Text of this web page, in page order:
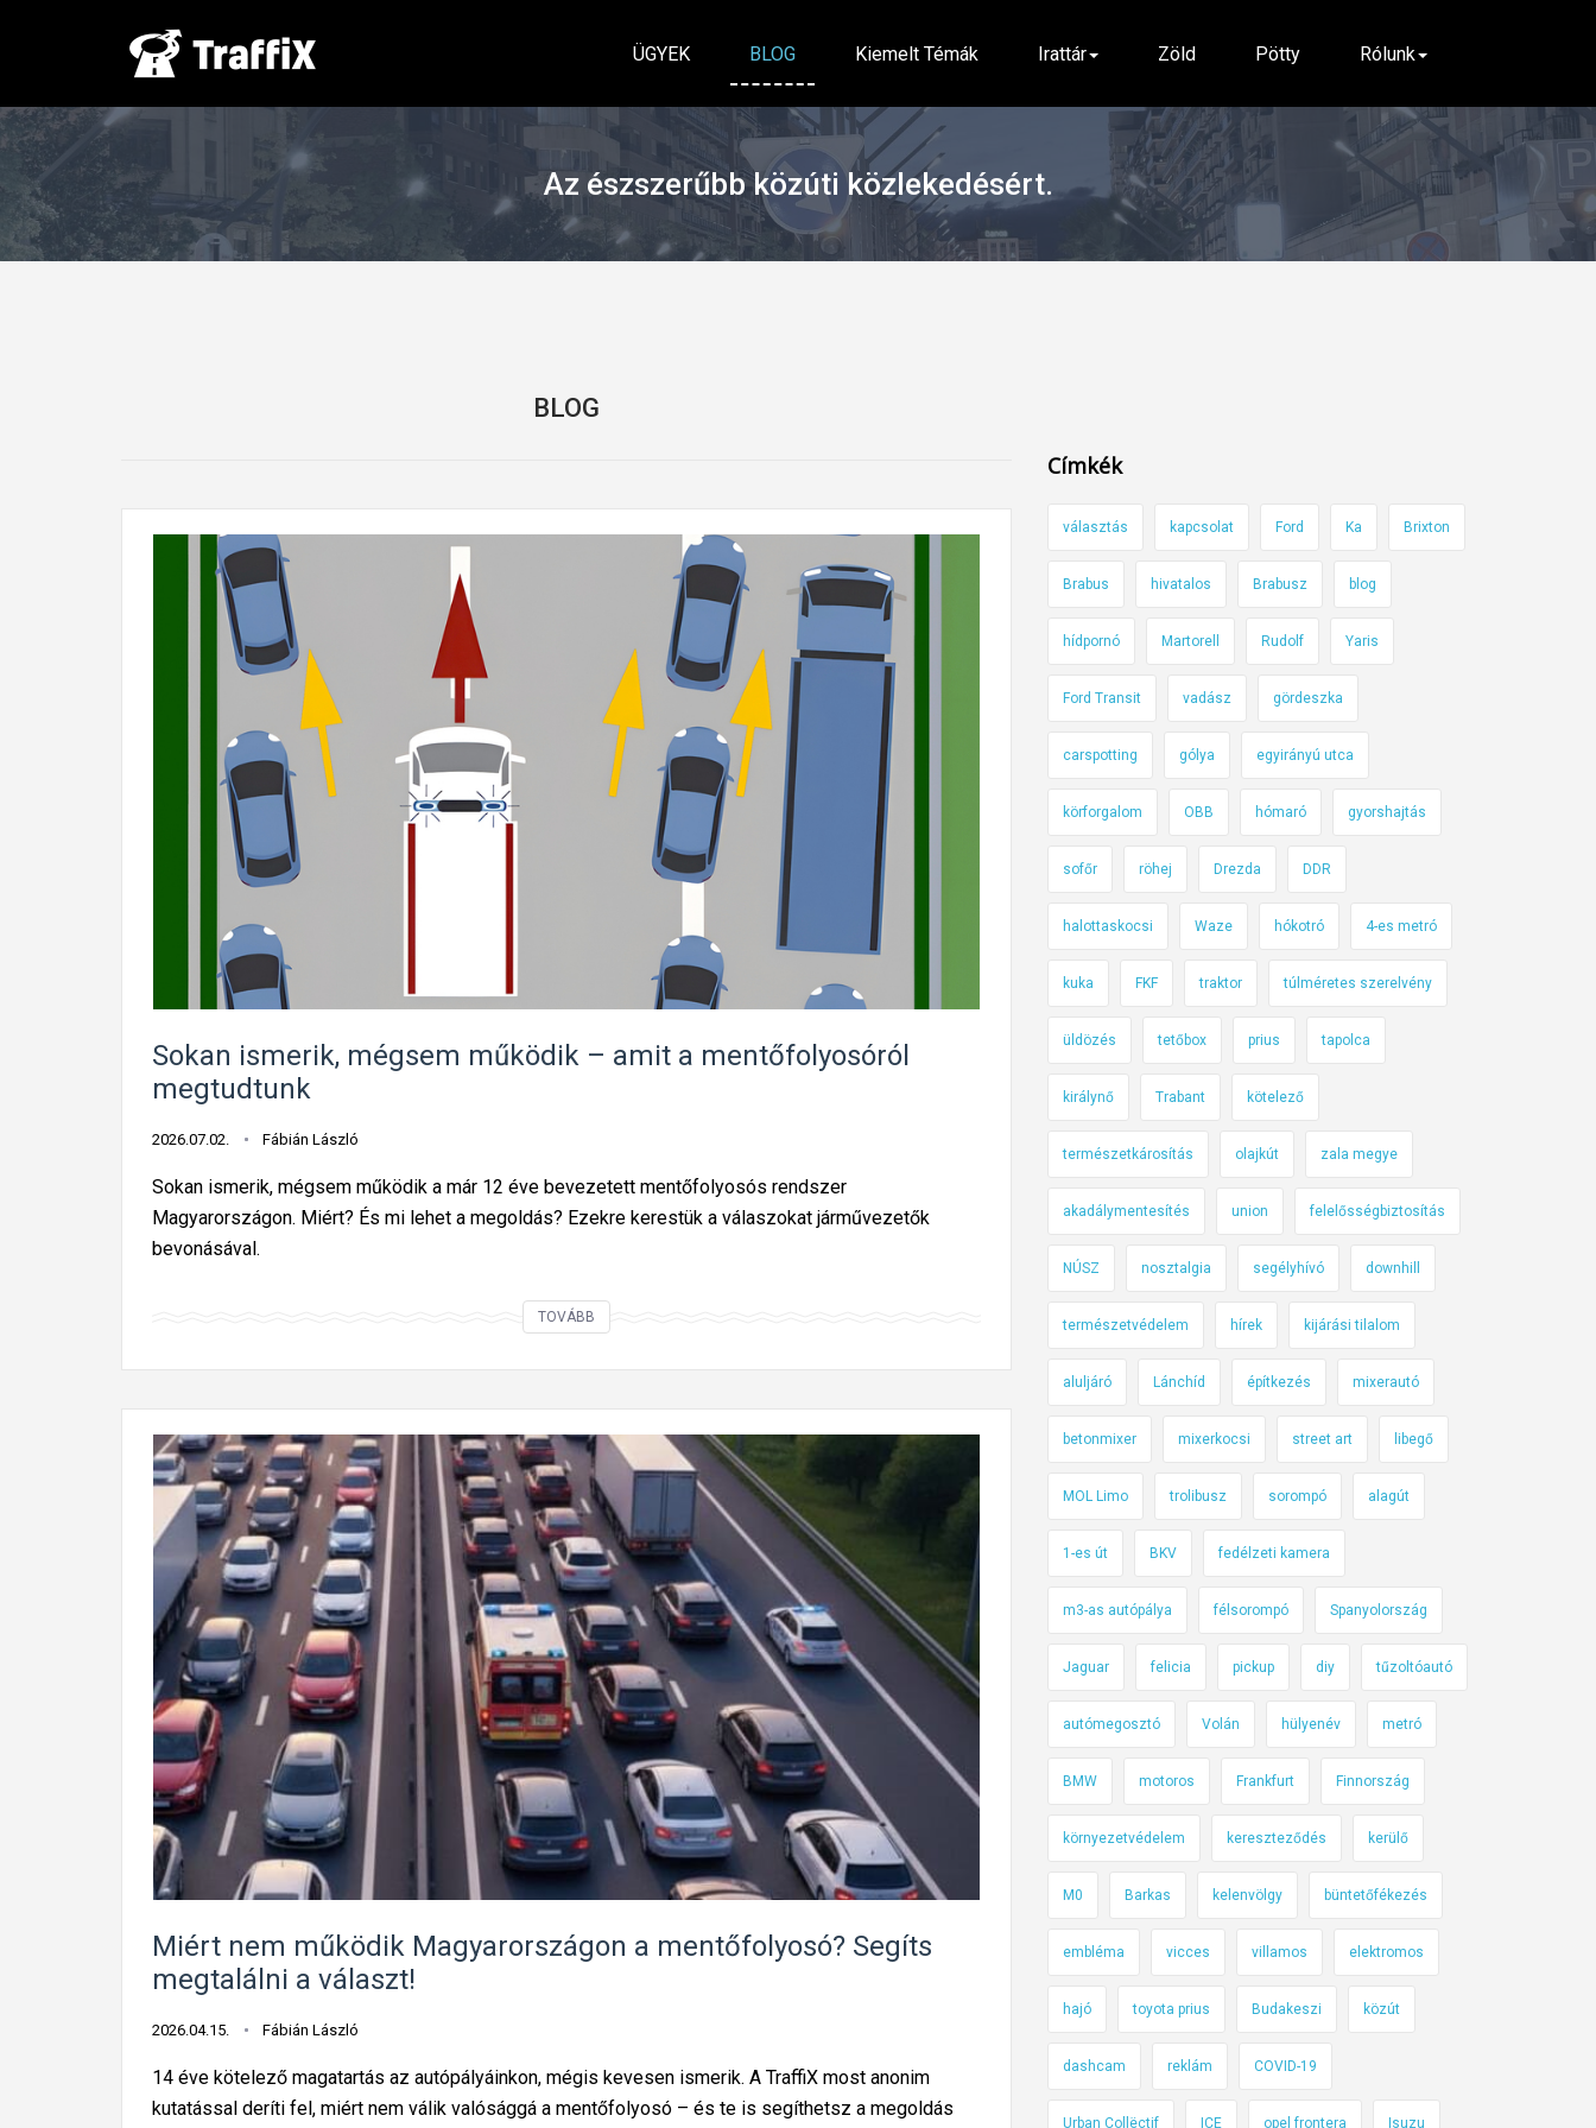
ÜGYEK BLOG Kiemelt Témák Irattár Zöld Pötty Rólunk
Az észszerűbb közúti közlekedésért.
BLOG
Sokan ismerik, mégsem működik – amit a mentőfolyosóról
megtudtunk
2026.07.02. Fábián László
Sokan ismerik, mégsem működik a már 12 éve bevezetett mentőfolyosós rendszer
Magyarországon. Miért? És mi lehet a megoldás? Ezekre kerestük a válaszokat járművezetők
bevonásával.
TOVÁBB
k
a
n
s
m
e
r
i
k
,
m
é
g
e
m
m
k
k
–
Miért nem működik Magyarországon a mentőfolyosó? Segíts
megtalálni a választ!
2026.04.15. Fábián László
14 éve kötelező magatartás az autópályáinkon, mégis kevesen ismerik. A TraffiX most anonim
kutatással deríti fel, miért nem válik valósággá a mentőfolyosó – és te is segíthetsz a megoldás
Címkék
választás kapcsolat Ford Ka Brixton
Brabus hivatalos Brabusz blog
hídpornó Martorell Rudolf Yaris
Ford Transit vadász gördeszka
carspotting gólya egyirányú utca
körforgalom OBB hómaró gyorshajtás
sofőr röhej Drezda DDR
halottaskocsi Waze hókotró 4-es metró
kuka FKF traktor túlméretes szerelvény
üldözés tetőbox prius tapolca
királynő Trabant kötelező
természetkárosítás olajkút zala megye
akadálymentesítés union felelősségbiztosítás
NÚSZ nosztalgia segélyhívó downhill
természetvédelem hírek kijárási tilalom
aluljáró Lánchíd építkezés mixerautó
betonmixer mixerkocsi street art libegő
MOL Limo trolibusz sorompó alagút
1-es út BKV fedélzeti kamera
m3-as autópálya félsorompó Spanyolország
Jaguar felicia pickup diy tűzoltóautó
autómegosztó Volán hülyenév metró
BMW motoros Frankfurt Finnország
környezetvédelem kereszteződés kerülő
M0 Barkas kelenvölgy büntetőfékezés
embléma vicces villamos elektromos
hajó toyota prius Budakeszi közút
dashcam reklám COVID-19
Urban Collëctif ICE opel frontera Isuzu